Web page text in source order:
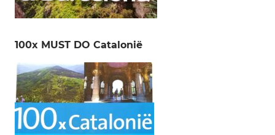
100x MUST DO Catalonië